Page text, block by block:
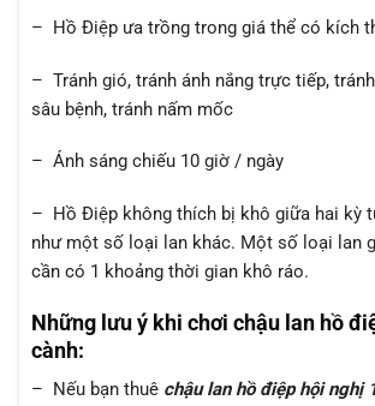
– Hồ Điệp ưa trồng trong giá thể có kích
– Tránh gió, tránh ánh nắng trực tiếp,
sâu bệnh, tránh nấm mốc
– Ánh sáng chiếu 10 giờ / ngày
– Hồ Điệp không thích bị khô giữa hai kỳ
như một số loại lan khác. Một số loại lan
cần có 1 khoảng thời gian khô ráo.
Những lưu ý khi chơi chậu lan hồ
cành:
– Nếu bạn thuê chậu lan hồ điệp hội nghị